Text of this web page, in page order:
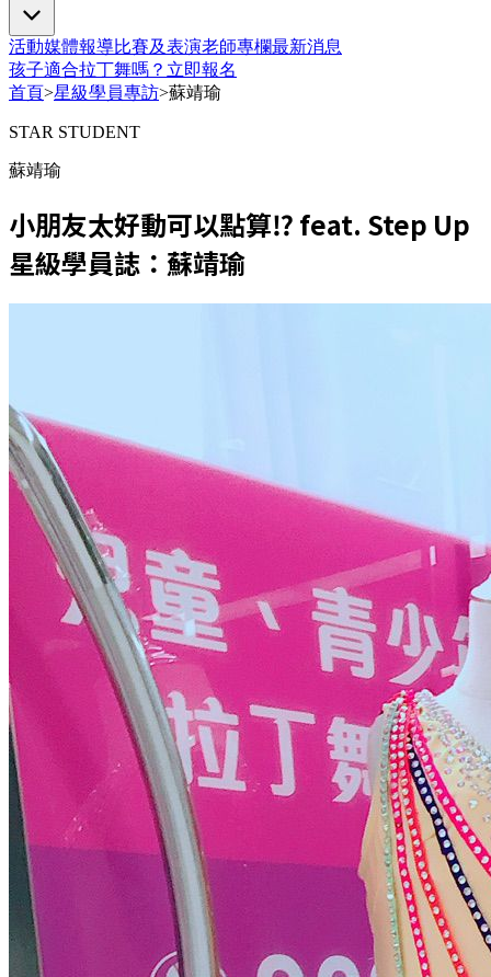
活動媒體報導比賽及表演老師專欄最新消息
孩子適合拉丁舞嗎？ 立即報名
首頁>星級學員專訪>蘇靖瑜
STAR STUDENT
蘇靖瑜
小朋友太好動可以點算⁉️ feat. Step Up
星級學員誌：蘇靖瑜